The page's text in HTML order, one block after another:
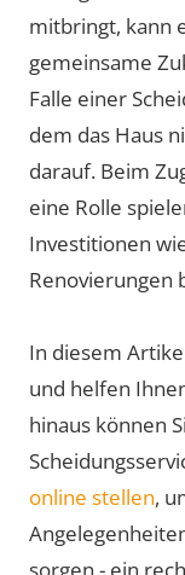
mitbringt, kann
gemeinsame
Falle einer
dem das Haus
darauf. Beim
eine Rolle
Investitionen
Renovierungen
In diesem
und helfen
hinaus können
online stellen,